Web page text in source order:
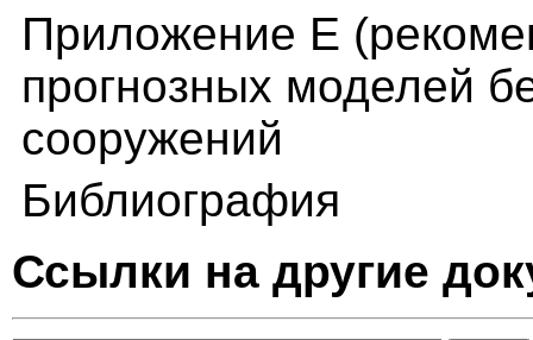
Приложение Е
прогнозных моделей
сооружений
Библиография
Ссылки на другие